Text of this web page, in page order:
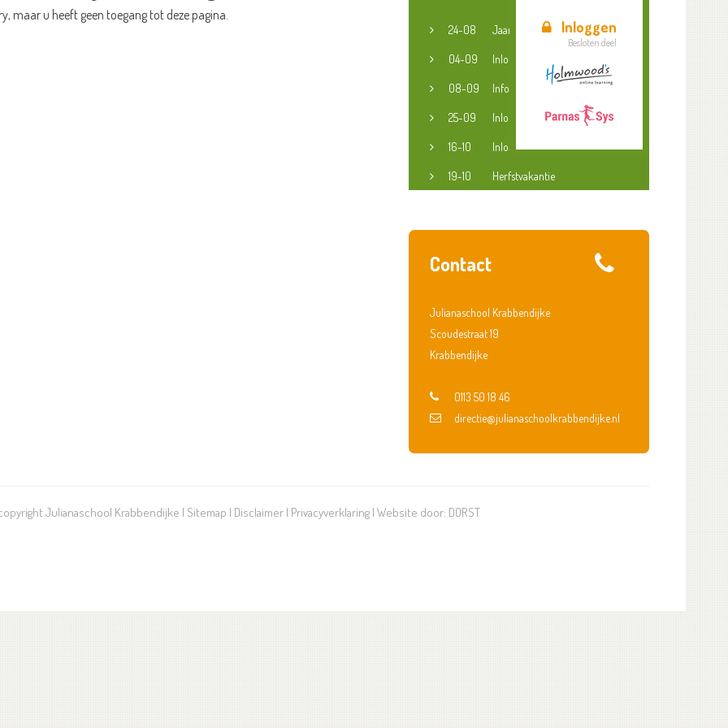
Inloggen
Besloten deel
maar u heeft geen toegang tot deze pagina.
24-08 Jaaropening
04-09 Inloopspreekuur jeugdconsulent
08-09 Informatieavond groep 3-8
25-09 Inloopspreekuur jeugdconsulent
16-10 Inloopspreekuur jeugdconsulent
19-10 Herfstvakantie
Contact
Julianaschool Krabbendijke
Scoudestraat 19
Krabbendijke
0113 50 18 46
directie@julianaschoolkrabbendijke.nl
Julianaschool Krabbendijke | Sitemap | Disclaimer | Privacyverklaring | Website door: DORST